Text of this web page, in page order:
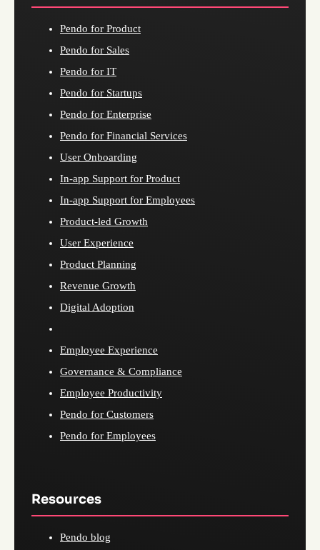
Pendo for Product
Pendo for Sales
Pendo for IT
Pendo for Startups
Pendo for Enterprise
Pendo for Financial Services
User Onboarding
In-app Support for Product
In-app Support for Employees
Product-led Growth
User Experience
Product Planning
Revenue Growth
Digital Adoption
Employee Experience
Governance & Compliance
Employee Productivity
Pendo for Customers
Pendo for Employees
Resources
Pendo blog